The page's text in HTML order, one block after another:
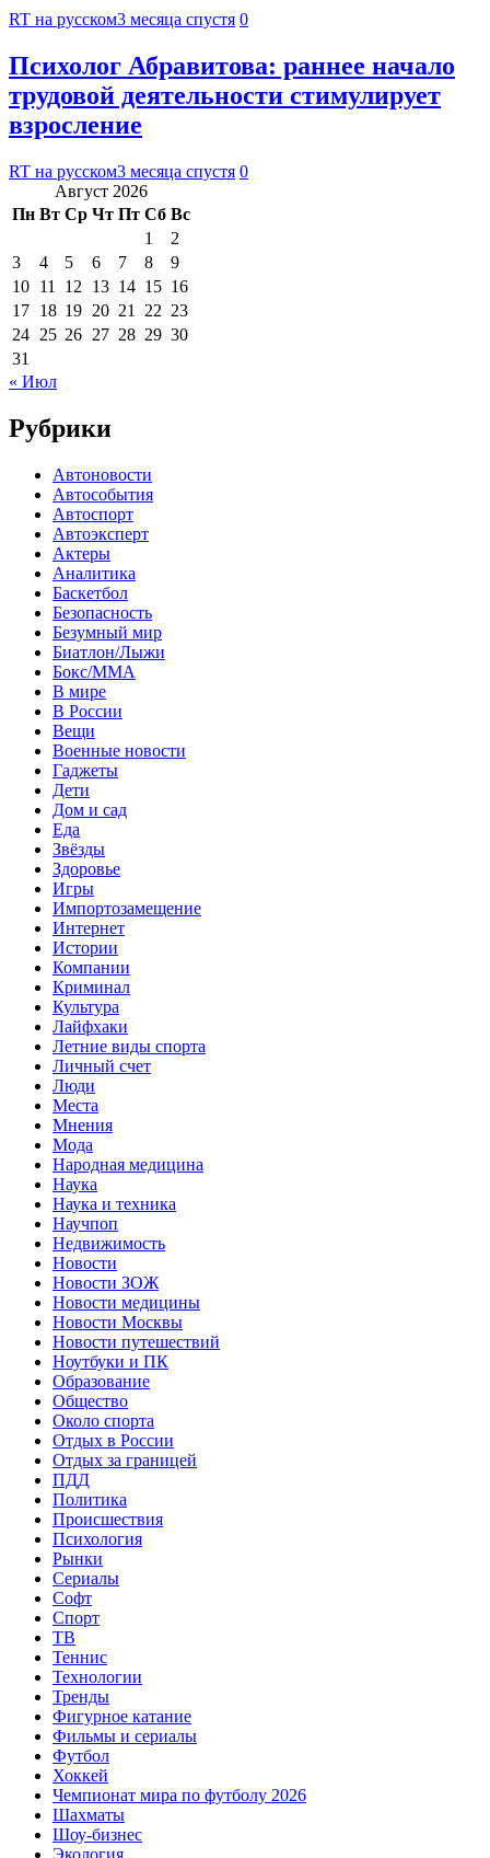
RT на русском3 месяца спустя 0
Психолог Абравитова: раннее начало
трудовой деятельности стимулирует
взросление
RT на русском3 месяца спустя 0
Август 2026
Пн Вт Ср Чт Пт Сб Вс
1
2
3
4 5 6 7 8
9
10 11 12 13 14 15 16
17 18 19 20 21 22 23
24 25 26 27 28 29 30
31
« Июл
Рубрики
Автоновости
Автособытия
Автоспорт
Автоэксперт
Актеры
Аналитика
Баскетбол
Безопасность
Безумный мир
Биатлон/Лыжи
Бокс/MMA
В мире
В России
Вещи
Военные новости
Гаджеты
Дети
Дом и сад
Еда
Звёзды
Здоровье
Игры
Импортозамещение
Интернет
Истории
Компании
Криминал
Культура
Лайфхаки
Летние виды спорта
Личный счет
Люди
Места
Мнения
Мода
Народная медицина
Наука
Наука и техника
Научпоп
Недвижимость
Новости
Новости ЗОЖ
Новости медицины
Новости Москвы
Новости путешествий
Ноутбуки и ПК
Образование
Общество
Около спорта
Отдых в России
Отдых за границей
ПДД
Политика
Происшествия
Психология
Рынки
Сериалы
Софт
Спорт
ТВ
Теннис
Технологии
Тренды
Фигурное катание
Фильмы и сериалы
Футбол
Хоккей
Чемпионат мира по футболу 2026
Шахматы
Шоу-бизнес
Экология